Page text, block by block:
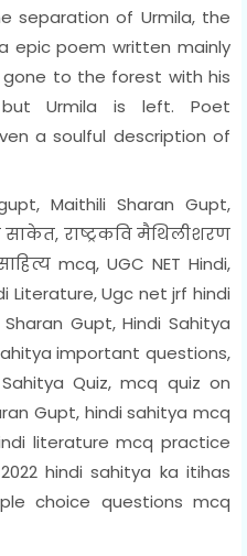
separation of Urmila, the
epic poem written mainly
gone to the forest with his
Urmila is left. Poet
a soulful description of
Maithili Sharan Gupt,
राष्ट्रकवि मैथिलीशरण
mcq, UGC NET Hindi,
Literature, Ugc net jrf hindi
Gupt, Hindi Sahitya
important questions,
Quiz, mcq quiz on
Gupt, hindi sahitya mcq
literature mcq practice
hindi sahitya ka itihas
choice questions mcq